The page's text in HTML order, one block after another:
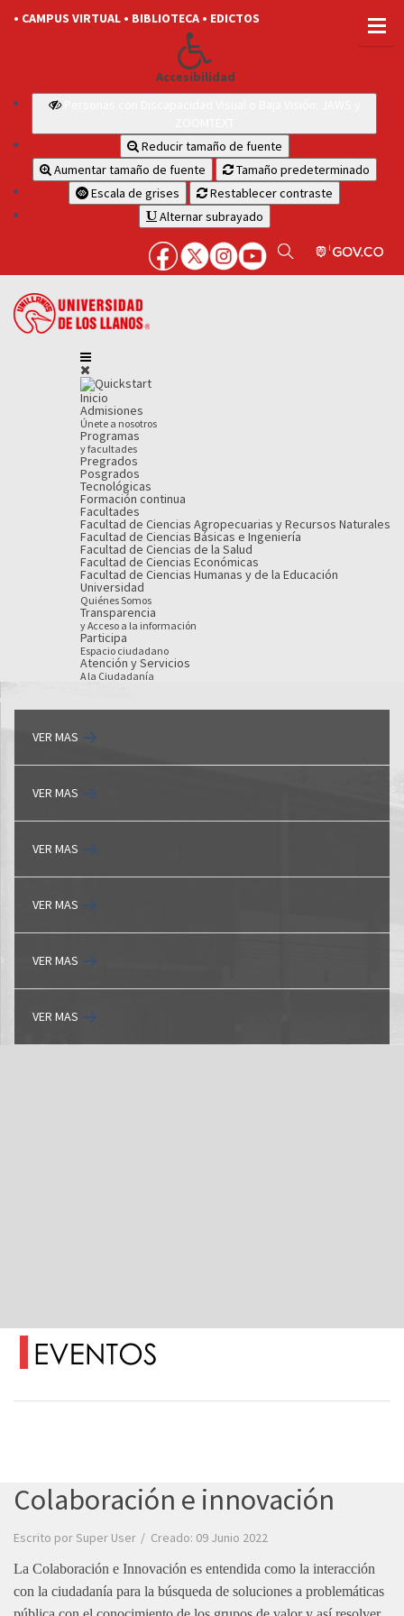
• CAMPUS VIRTUAL • BIBLIOTECA • EDICTOS
Accesibilidad
Reducir tamaño de fuente
Aumentar tamaño de fuente
Tamaño predeterminado
Escala de grises
Restablecer contraste
Alternar subrayado
Inicio
Admisiones
Únete a nosotros
Programas
y facultades
Pregrados
Posgrados
Tecnológicas
Formación continua
Facultades
Facultad de Ciencias Agropecuarias y Recursos Naturales
Facultad de Ciencias Básicas e Ingeniería
Facultad de Ciencias de la Salud
Facultad de Ciencias Económicas
Facultad de Ciencias Humanas y de la Educación
Universidad
Quiénes Somos
Transparencia
y Acceso a la información
Participa
Espacio ciudadano
Atención y Servicios
A la Ciudadanía
VER MAS
VER MAS
VER MAS
VER MAS
VER MAS
VER MAS
Colaboración e innovación
Escrito porSuper User Creado: 09 Junio 2022
La Colaboración e Innovación es entendida como la interacción
con la ciudadanía para la búsqueda de soluciones a problemáticas